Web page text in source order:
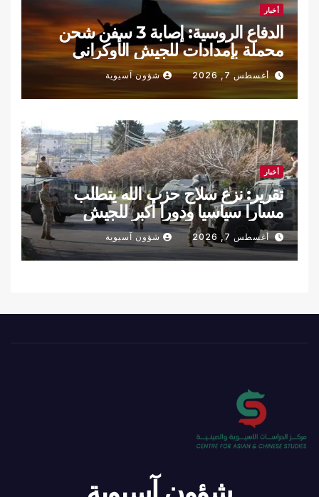
أخبار
الدفاع الروسية: إصابة 3 سفن شحن
محملة بإمدادات للجيش الأوكراني
أغسطس 7, 2026 شؤون آسيوية
أخبار
تقرير: نزع سلاح حزب الله يتطلب
مسارا سياسيا ودورا أكبر للجيش
اللبناني
أغسطس 7, 2026 شؤون آسيوية